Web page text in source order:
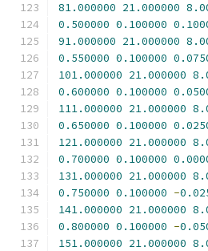
81.000000 21.000000
0.500000 0.100000
91.000000 21.000000
0.550000 0.100000
101.000000 21.000000
0.600000 0.100000
111.000000 21.000000
0.650000 0.100000
121.000000 21.000000
0.700000 0.100000
131.000000 21.000000
0.750000 0.100000 -
141.000000 21.000000
0.800000 0.100000 -
151.000000 21.000000